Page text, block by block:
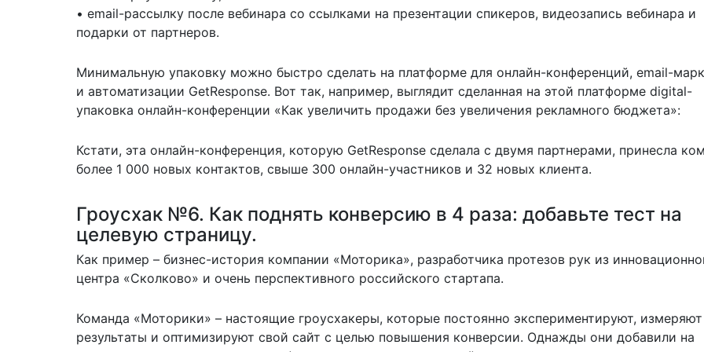
• email-рассылку после вебинара со ссылками на презентации спикеров, видеозапись вебинара и
подарки от партнеров.
Минимальную упаковку можно быстро сделать на платформе для онлайн-конференций, email-
и автоматизации GetResponse. Вот так, например, выглядит сделанная на этой платформе digital-
упаковка онлайн-конференции «Как увеличить продажи без увеличения рекламного бюджета»:
Кстати, эта онлайн-конференция, которую GetResponse сделала с двумя партнерами, принесла
более 1 000 новых контактов, свыше 300 онлайн-участников и 32 новых клиента.
Гроусхак №6. Как поднять конверсию в 4 раза: добавьте тест на
целевую страницу.
Как пример – бизнес-история компании «Моторика», разработчика протезов рук из
центра «Сколково» и очень перспективного российского стартапа.
Команда «Моторики» – настоящие гроусхакеры, которые постоянно экспериментируют, измеряют
результаты и оптимизируют свой сайт с целью повышения конверсии. Однажды они добавили на